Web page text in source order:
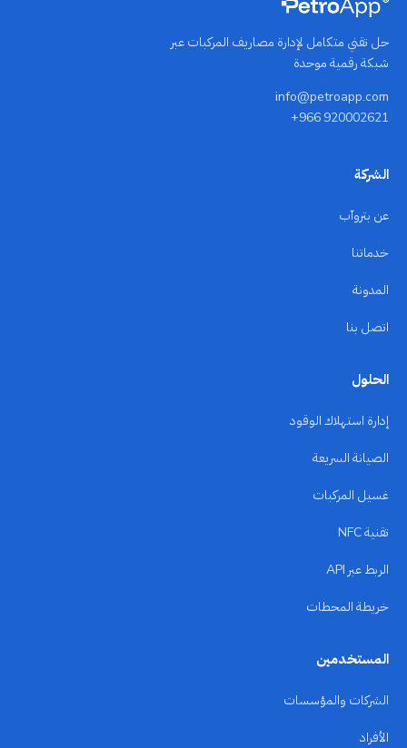
حل تقني متكامل لإدارة مصاريف المركبات عبر
شبكة رقمية موحدة
info@petroapp.com
+966 920002621
الشركة
عن بتروآب
خدماتنا
المدونة
اتصل بنا
الحلول
إدارة استهلاك الوقود
الصيانة السريعة
غسيل المركبات
تقنية NFC
الربط عبر API
خريطة المحطات
المستخدمين
الشركات والمؤسسات
الأفراد